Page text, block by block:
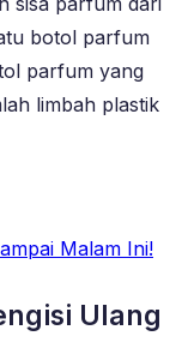
botol parfum
parfum yang
limbah plastik
Malam Ini!
Ulang